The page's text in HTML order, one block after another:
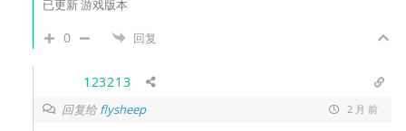
已更新 游戏版本
0 回复
123213
回复给flysheep 2 月 前